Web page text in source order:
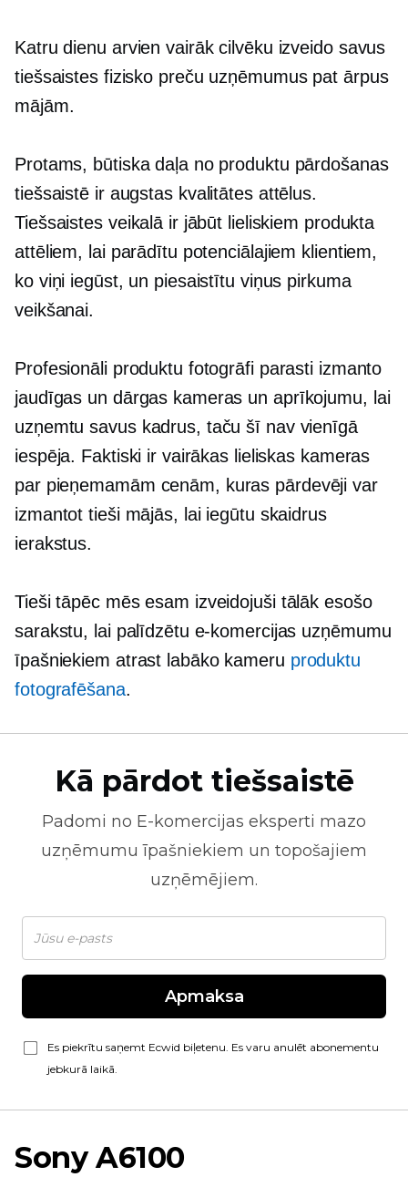
Katru dienu arvien vairāk cilvēku izveido savus
tiešsaistes fizisko preču uzņēmumus pat ārpus
mājām.
Protams, būtiska daļa no produktu pārdošanas
tiešsaistē ir augstas kvalitātesattēlus.
Tiešsaistes veikalā ir jābūt lieliskiem produkta
attēliem, lai parādītu potenciālajiem klientiem,
ko viņi iegūst, un piesaistītu viņus pirkuma
veikšanai.
Profesionāli produktu fotogrāfi parasti izmanto
jaudīgas un dārgas kameras un aprīkojumu, lai
uzņemtu savus kadrus, taču šī nav vienīgā
iespēja. Faktiski ir vairākas lieliskas kameras
par pieņemamām cenām, kuras pārdevēji var
izmantot tieši mājās, lai iegūtu skaidrus
ierakstus.
Tieši tāpēc mēs esam izveidojuši tālāk esošo
sarakstu, lai palīdzētu e-komercijas uzņēmumu
īpašniekiem atrast labāko kameru produktu
fotografēšana.
Kā pārdot tiešsaistē
Padomi no E-komercijas eksperti mazo
uzņēmumu īpašniekiem un topošajiem
uzņēmējiem.
Apmaksa
Es piekrītu saņemt Ecwid biļetenu. Es varu anulēt abonementu
jebkurā laikā.
Sony A6100